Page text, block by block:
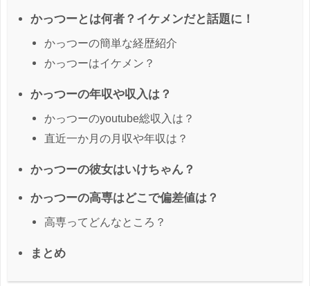
かっつーとは何者？イケメンだと話題に！
かっつーの簡単な経歴紹介
かっつーはイケメン？
かっつーの年収や収入は？
かっつーのyoutube総収入は？
直近一か月の月収や年収は？
かっつーの彼女はいけちゃん？
かっつーの高専はどこで偏差値は？
高専ってどんなところ？
まとめ